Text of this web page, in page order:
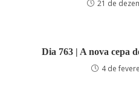
21 de
Dia 763 | A nova cepa
4 de